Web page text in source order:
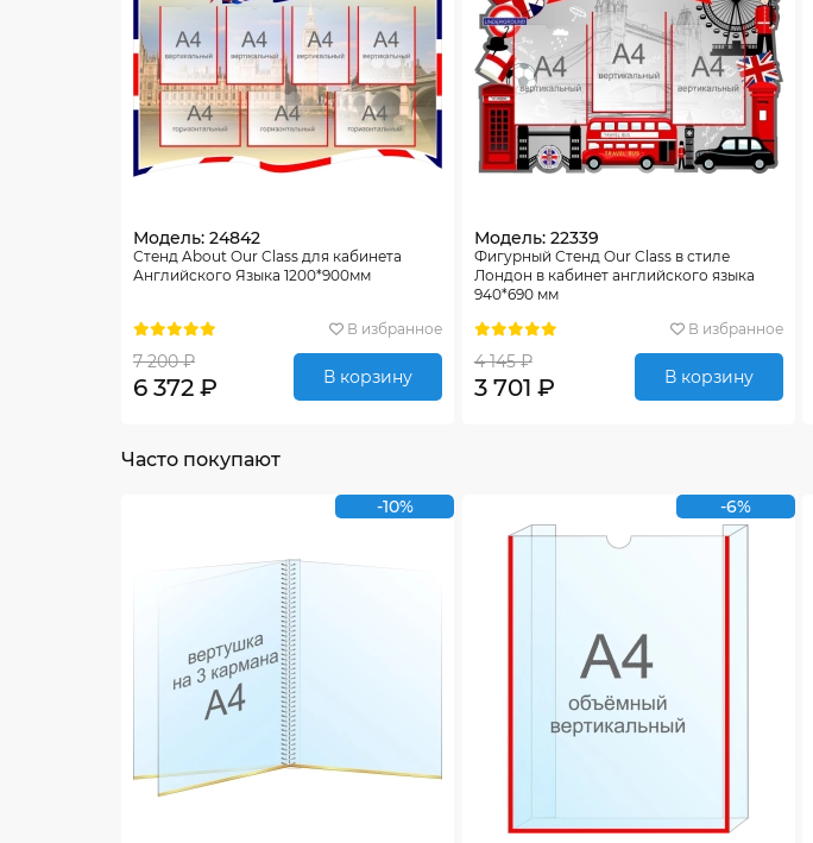
Модель: 24842
Стенд About Our Class для кабинета
Английского Языка 1200*900мм
В избранное
7 200 ₽
6 372 ₽ В корзину
Модель: 22339
Фигурный Стенд Our Class в стиле
Лондон в кабинет английского языка
940*690 мм
В избранное
4 145 ₽
3 701 ₽ В корзину
Часто покупают
-10% -6%